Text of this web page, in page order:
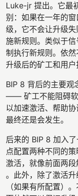
Luke-jr 提出。它最
别：如果在一年的
级，它不会让升级
施新规则。类似于
制执行新规则。依
升级后的矿工和用户
BIP 8 背后的主要
—— 矿工不能阻碍软
以加速激活、帮助
最终还是会发生。
后来的 BIP 8 加入
点配置两种不同的
激活，就像前面两
。此外，除了激活
（如果有所配置）